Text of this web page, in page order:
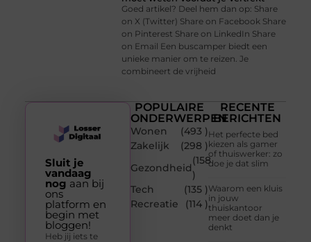
Goed artikel? Deel hem dan op: Share
on X (Twitter) Share on Facebook Share
on Pinterest Share on LinkedIn Share
on Email Een buscamper biedt een
unieke manier om te reizen. Je
combineert de vrijheid
POPULAIRE
ONDERWERPEN
Wonen
(493 )
Zakelijk
(298 )
Gezondheid
(158
)
Tech
(135 )
Recreatie
(114 )
RECENTE
BERICHTEN
Het perfecte bed
kiezen als gamer
of thuiswerker: zo
doe je dat slim
Waarom een kluis
in jouw
thuiskantoor
meer doet dan je
denkt
Sluit je
vandaag
nog aan bij
ons
platform en
begin met
bloggen!
Heb jij iets te